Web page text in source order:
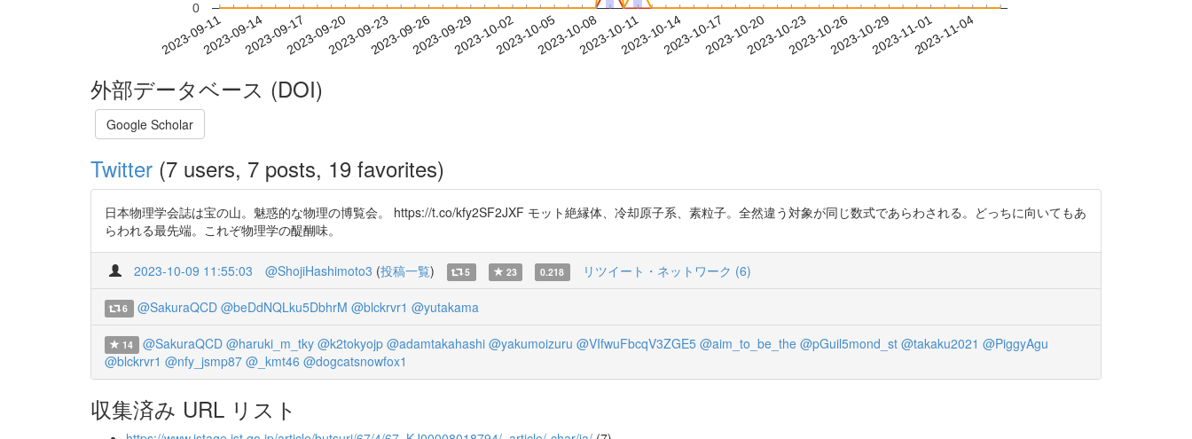
2023-09-112023-09-142023-09-172023-09-202023-09-232023-09-262023-09-292023-10-022023-10-052023-10-082023-10-112023-10-142023-10-172023-10-202023-10-232023-10-262023-10-292023-11-012023-11-04
0
外部データベース (DOI)
Google Scholar
Twitter (7 users, 7 posts, 19 favorites)
日本物理学会誌は宝の山。魅惑的な物理の博覧会。 https://t.co/kfy2SF2JXF モット絶縁体、冷却原子系、素粒子。全然違う対象が同じ数式であらわされる。どっちに向いてもあ
らわれる最先端。これぞ物理学の醍醐味。
2023-10-09 11:55:03 @ShojiHashimoto3 (投稿一覧) 5 23 0.218 リツイート・ネットワーク (6)
6 @SakuraQCD @beDdNQLku5DbhrM @blckrvr1 @yutakama
14 @SakuraQCD @haruki_m_tky @k2tokyojp @adamtakahashi @yakumoizuru @VIfwuFbcqV3ZGE5 @aim_to_be_the @pGuil5mond_st @takaku2021 @PiggyAgu
@blckrvr1 @nfy_jsmp87 @_kmt46 @dogcatsnowfox1
収集済み URL リスト